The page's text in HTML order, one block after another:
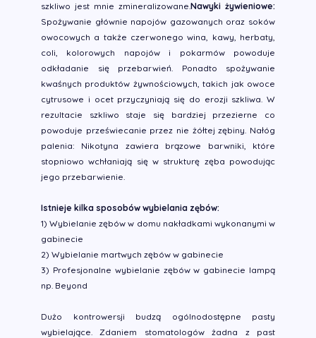
szkliwo jest mnie zmineralizowane.Nawyki żywieniowe:
Spożywanie głównie napojów gazowanych oraz soków
owocowych a także czerwonego wina, kawy, herbaty,
coli, kolorowych napojów i pokarmów powoduje
odkładanie się przebarwień. Ponadto spożywanie
kwaśnych produktów żywnościowych, takich jak owoce
cytrusowe i ocet przyczyniają się do erozji szkliwa. W
rezultacie szkliwo staje się bardziej przezierne co
powoduje przeświecanie przez nie żółtej zębiny. Nałóg
palenia: Nikotyna zawiera brązowe barwniki, które
stopniowo wchłaniają się w strukturę zęba powodując
jego przebarwienie.
Istnieje kilka sposobów wybielania zębów:
1) Wybielanie zębów w domu nakładkami wykonanymi w
gabinecie
2) Wybielanie martwych zębów w gabinecie
3) Profesjonalne wybielanie zębów w gabinecie lampą
np. Beyond
Dużo kontrowersji budzą ogólnodostępne pasty
wybielające. Zdaniem stomatologów żadna z past